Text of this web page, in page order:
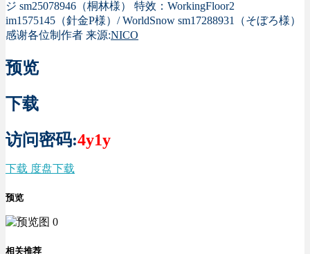
ジ sm25078946（桐林様）
特效：WorkingFloor2
im1575145（針金P様）/ WorldSnow sm17288931（そぼろ様）
感谢各位制作者 来源:NICO
预览
下载
访问密码:4y1y
下载 度盘下载
预览
相关推荐